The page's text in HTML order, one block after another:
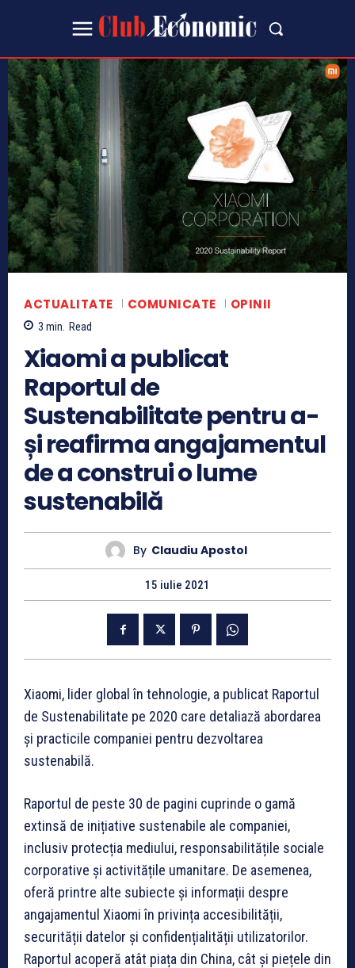
ACTUALITATE COMUNICATE OPINII
3 min. Read
Xiaomi a publicat
Raportul de
Sustenabilitate pentru a-
și reafirma angajamentul
de a construi o lume
sustenabilă
By Claudiu Apostol
15 iulie 2021
Xiaomi, lider global în tehnologie, a publicat Raportul
de Sustenabilitate pe 2020 care detaliază abordarea
și practicile companiei pentru dezvoltarea
sustenabilă.
Raportul de peste 30 de pagini cuprinde o gamă
extinsă de inițiative sustenabile ale companiei,
inclusiv protecția mediului, responsabilitățile sociale
corporative și activitățile umanitare. De asemenea,
oferă printre alte subiecte și informații despre
angajamentul Xiaomi în privința accesibilității,
securității datelor și confidențialității utilizatorilor.
Raportul acoperă atât piața din China, cât și piețele din